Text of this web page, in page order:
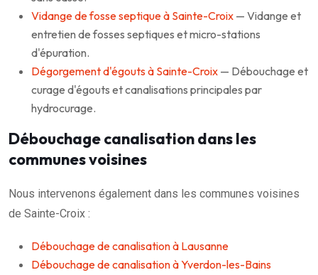
Vidange de fosse septique à Sainte-Croix — Vidange et
entretien de fosses septiques et micro-stations
d'épuration.
Dégorgement d'égouts à Sainte-Croix — Débouchage et
curage d'égouts et canalisations principales par
hydrocurage.
Débouchage canalisation dans les
communes voisines
Nous intervenons également dans les communes voisines
de Sainte-Croix :
Débouchage de canalisation à Lausanne
Débouchage de canalisation à Yverdon-les-Bains